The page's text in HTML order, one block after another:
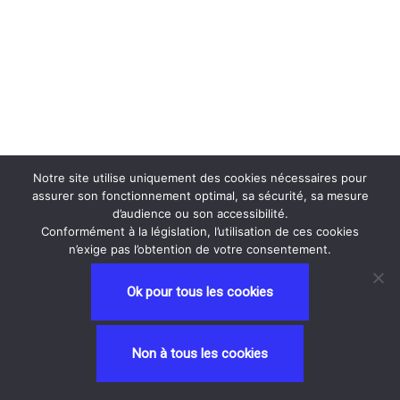
Neve| Propulsé par WordPress
Privacy and Terms contactez nous
Notre site utilise uniquement des cookies nécessaires pour
assurer son fonctionnement optimal, sa sécurité, sa mesure
d’audience ou son accessibilité.
Conformément à la législation, l’utilisation de ces cookies
n’exige pas l’obtention de votre consentement.
Ok pour tous les cookies
Non à tous les cookies